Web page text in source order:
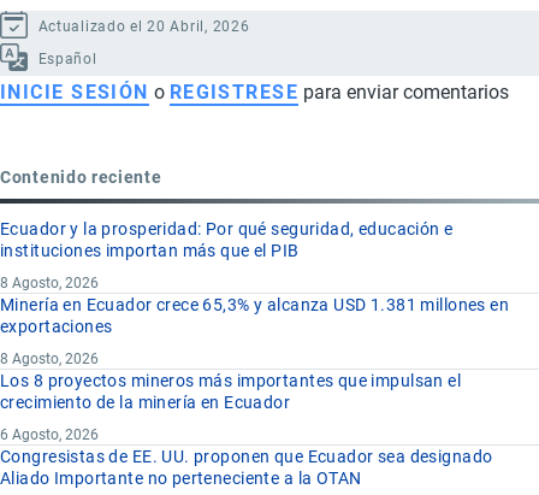
Actualizado el 20 Abril, 2026
Español
INICIE SESIÓN o REGISTRESE para enviar comentarios
Contenido reciente
Ecuador y la prosperidad: Por qué seguridad, educación e
instituciones importan más que el PIB
8 Agosto, 2026
Minería en Ecuador crece 65,3% y alcanza USD 1.381 millones en
exportaciones
8 Agosto, 2026
Los 8 proyectos mineros más importantes que impulsan el
crecimiento de la minería en Ecuador
6 Agosto, 2026
Congresistas de EE. UU. proponen que Ecuador sea designado
Aliado Importante no perteneciente a la OTAN